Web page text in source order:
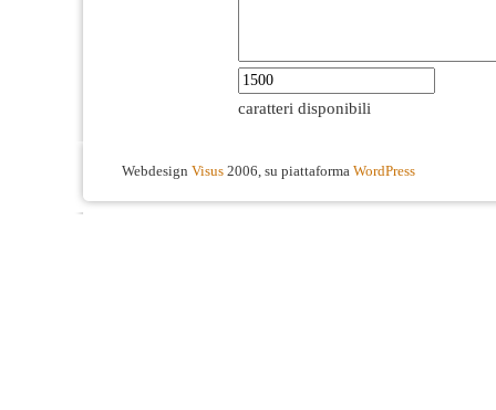
caratteri disponibili
Webdesign Visus 2006, su piattaforma WordPress